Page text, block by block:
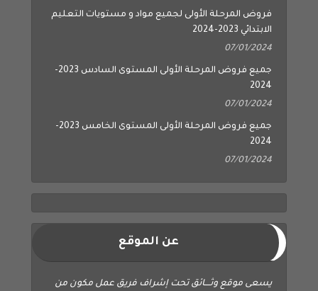
فروض المرحلة الأولى لجميع مواد و مستويات التعليم
الابتدائي 2023-2024
07/01/2024
جميع فروض المرحلة الأولى المستوى السادس 2023-
2024
07/01/2024
جميع فروض المرحلة الأولى المستوى الخامس 2023-
2024
07/01/2024
عن الموقع
يسعى موقع وثــــائق تحت إشراف فريق عمل مكون من